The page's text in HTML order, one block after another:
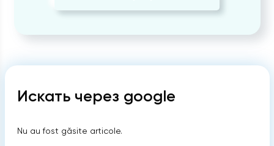
Искать через google
Nu au fost găsite articole.